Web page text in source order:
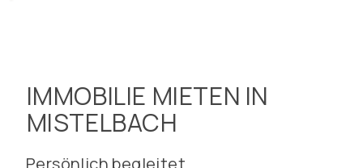
IMMOBILIE MIETEN IN
MISTELBACH